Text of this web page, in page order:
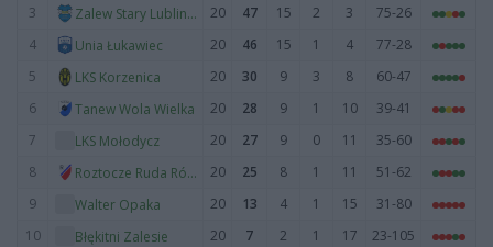
3
Zalew Stary Lubliniec 20 47 15 2 3
75-26
4
Unia Łukawiec 20 46 15 1 4
77-28
5
LKS Korzenica 20 30 9 3 8
60-47
6
Tanew Wola Wielka 20 28 9 1 10
39-41
7
LKS Mołodycz 20 27 9 0 11
35-60
8
Roztocze Ruda Różaniecka 20 25 8 1 11
51-62
9
Walter Opaka 20 13 4 1 15
31-80
10
Błękitni Zalesie 20 7 2 1 17
23-105